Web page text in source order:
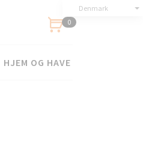
Denmark
0
HJEM OG HAVE